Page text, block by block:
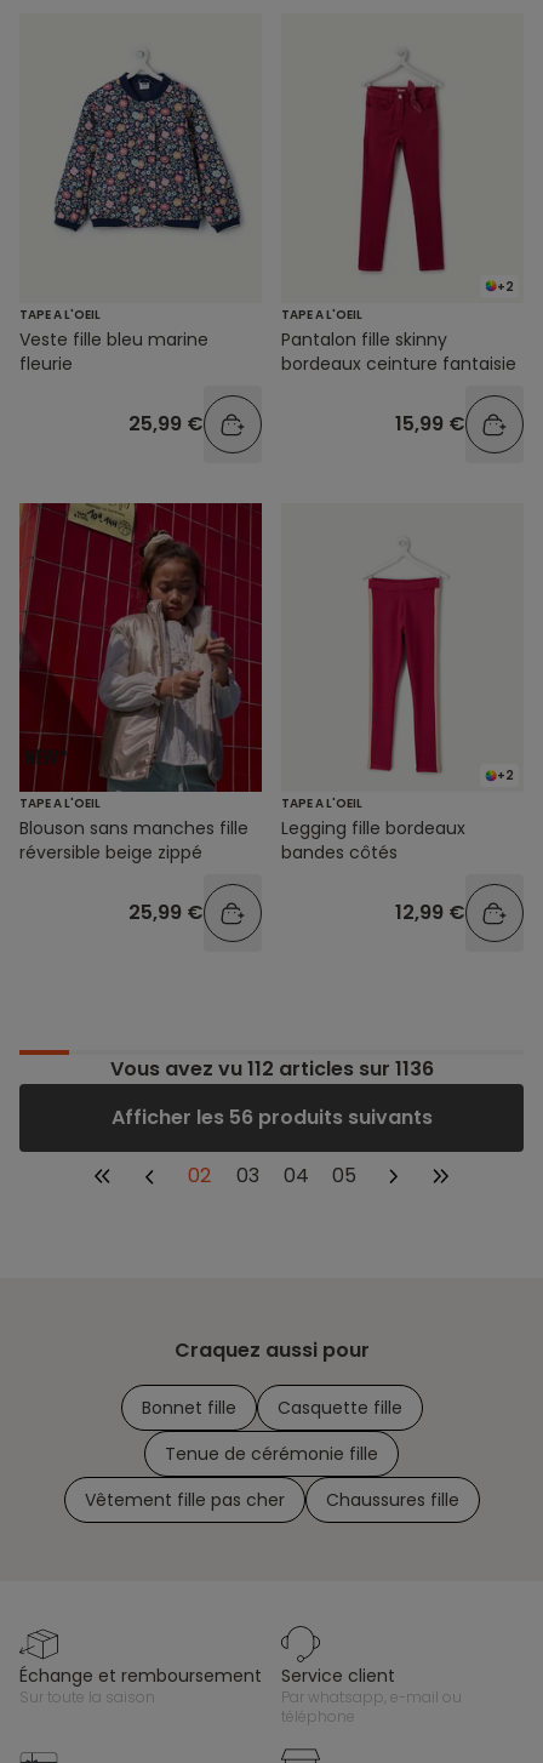
TAPE A L'OEIL
Veste fille bleu marine
fleurie
25,99 €
+2
TAPE A L'OEIL
Pantalon fille skinny
bordeaux ceinture fantaisie
15,99 €
TAPE A L'OEIL
Blouson sans manches fille
réversible beige zippé
25,99 €
+2
TAPE A L'OEIL
Legging fille bordeaux
bandes côtés
12,99 €
Vous avez vu112 articles sur 1136
Afficher les 56 produits suivants
02 03 04 05
Craquez aussi pour
Bonnet fille
Casquette fille
Tenue de cérémonie fille
Vêtement fille pas cher
Chaussures fille
échange et remboursement
sur toute la saison
service client
par whatsapp, e-mail ou
téléphone